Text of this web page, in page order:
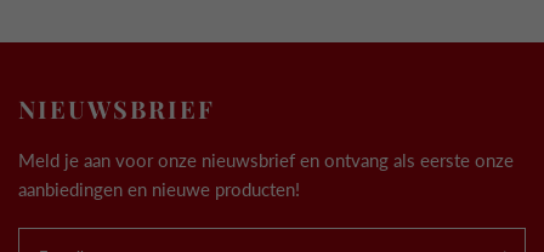
NIEUWSBRIEF
Meld je aan voor onze nieuwsbrief en ontvang als eerste onze
aanbiedingen en nieuwe producten!
.